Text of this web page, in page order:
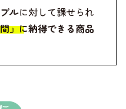
ルに対して課せられ
』に納得できる商品